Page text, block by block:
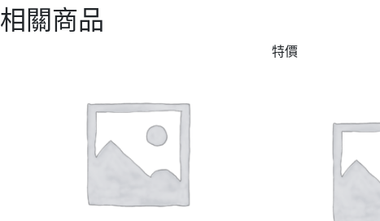
相關商品
特價